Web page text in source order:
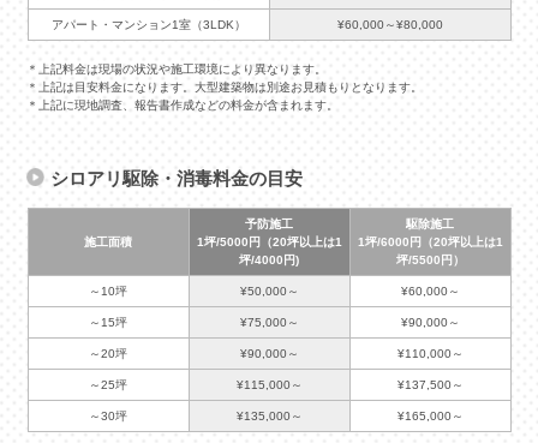
アパート・マンション1室（3LDK） ¥60,000～¥80,000
＊上記料金は現場の状況や施工環境により異なります。
＊上記は目安料金になります。大型建築物は別途お見積もりとなります。
＊上記に現地調査、報告書作成などの料金が含まれます。
シロアリ駆除・消毒料金の目安
施工面積
予防施工
1坪/5000円（20坪以上は1
坪/4000円)
駆除施工
1坪/6000円（20坪以上は1
坪/5500円）
～10坪 ¥50,000～ ¥60,000～
～15坪 ¥75,000～ ¥90,000～
～20坪 ¥90,000～ ¥110,000～
～25坪 ¥115,000～ ¥137,500～
～30坪 ¥135,000～ ¥165,000～